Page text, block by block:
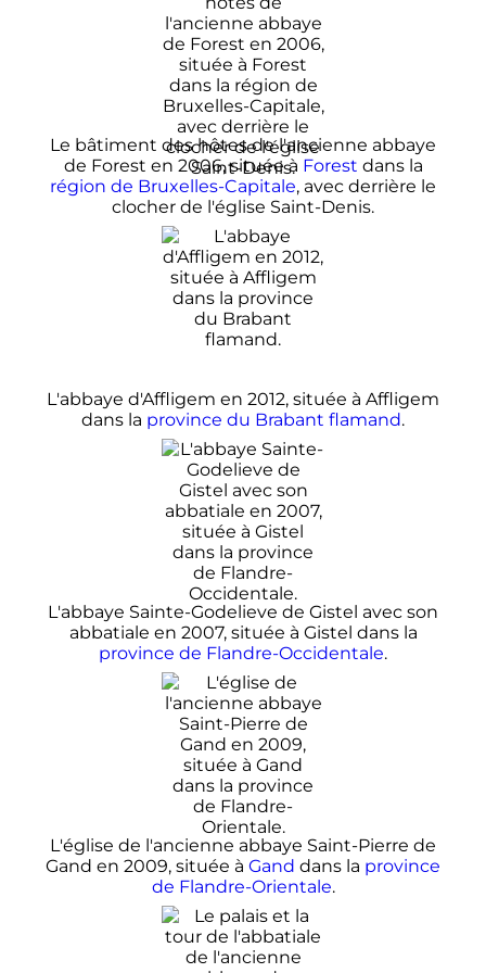
Le bâtiment des hôtes de l'ancienne abbaye
de Forest en 2006, située à Forest dans la
région de Bruxelles-Capitale, avec derrière le
clocher de l'église Saint-Denis.
L'abbaye d'Affligem en 2012, située à Affligem
dans la province du Brabant flamand.
L'abbaye Sainte-Godelieve de Gistel avec son
abbatiale en 2007, située à Gistel dans la
province de Flandre-Occidentale.
L'église de l'ancienne abbaye Saint-Pierre de
Gand en 2009, située à Gand dans la province
de Flandre-Orientale.